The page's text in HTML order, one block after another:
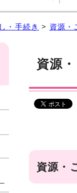
・手続き > 資源・
資源
資源・